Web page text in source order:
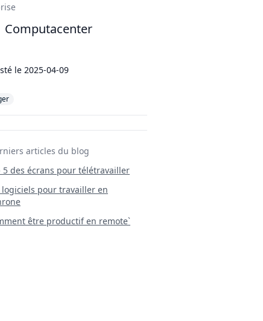
Computacenter
le 2025-04-09
articles du blog
des écrans pour télétravailler
logiciels pour travailler en
être productif en remote`